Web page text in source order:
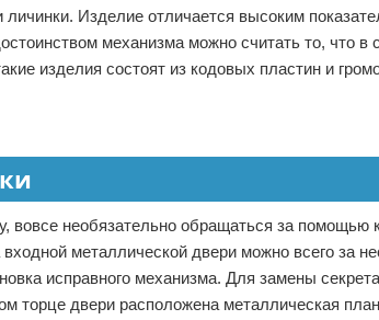
личинки. Изделие отличается высоким
механизма можно считать то, что
изделия состоят из кодовых пластин и
вовсе необязательно обращаться за помощью
металлической двери можно всего за
исправного механизма. Для замены
двери расположена металлическая